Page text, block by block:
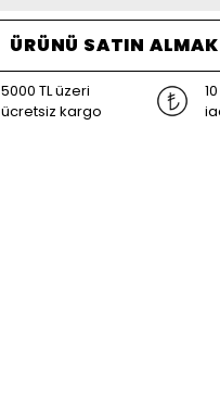
ÜRÜNÜ SATIN
5000 TL üzeri
ücretsiz kargo